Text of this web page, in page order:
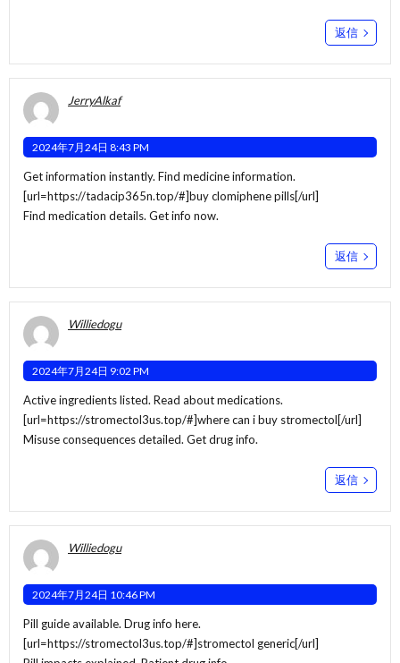
返信
JerryAlkaf
2024年7月24日 8:43 PM
Get information instantly. Find medicine information.
[url=https://tadacip365n.top/#]buy clomiphene pills[/url]
Find medication details. Get info now.
返信
Williedogu
2024年7月24日 9:02 PM
Active ingredients listed. Read about medications.
[url=https://stromectol3us.top/#]where can i buy stromectol[/url]
Misuse consequences detailed. Get drug info.
返信
Williedogu
2024年7月24日 10:46 PM
Pill guide available. Drug info here.
[url=https://stromectol3us.top/#]stromectol generic[/url]